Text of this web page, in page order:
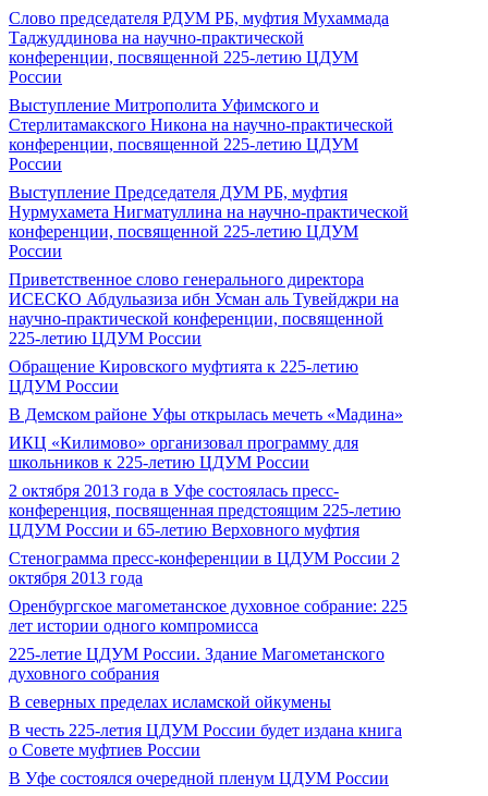
Слово председателя РДУМ РБ, муфтия Мухаммада
Таджуддинова на научно-практической
конференции, посвященной 225-летию ЦДУМ
России
Выступление Митрополита Уфимского и
Стерлитамакского Никона на научно-практической
конференции, посвященной 225-летию ЦДУМ
России
Выступление Председателя ДУМ РБ, муфтия
Нурмухамета Нигматуллина на научно-практической
конференции, посвященной 225-летию ЦДУМ
России
Приветственное слово генерального директора
ИСЕСКО Абдульазиза ибн Усман аль Тувейджри на
научно-практической конференции, посвященной
225-летию ЦДУМ России
Обращение Кировского муфтията к 225-летию
ЦДУМ России
В Демском районе Уфы открылась мечеть «Мадина»
ИКЦ «Килимово» организовал программу для
школьников к 225-летию ЦДУМ России
2 октября 2013 года в Уфе состоялась пресс-
конференция, посвященная предстоящим 225-летию
ЦДУМ России и 65-летию Верховного муфтия
Стенограмма пресс-конференции в ЦДУМ России 2
октября 2013 года
Оренбургское магометанское духовное собрание: 225
лет истории одного компромисса
225-летие ЦДУМ России. Здание Магометанского
духовного собрания
В северных пределах исламской ойкумены
В честь 225-летия ЦДУМ России будет издана книга
о Совете муфтиев России
В Уфе состоялся очередной пленум ЦДУМ России